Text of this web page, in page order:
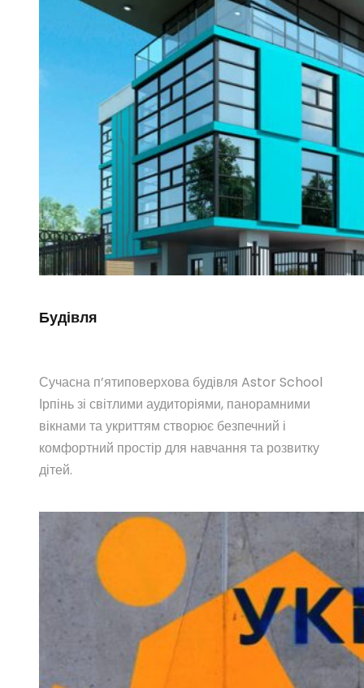
Будівля
Сучасна п’ятиповерхова будівля Astor School
Ірпінь зі світлими аудиторіями, панорамними
вікнами та укриттям створює безпечний і
комфортний простір для навчання та розвитку
дітей.